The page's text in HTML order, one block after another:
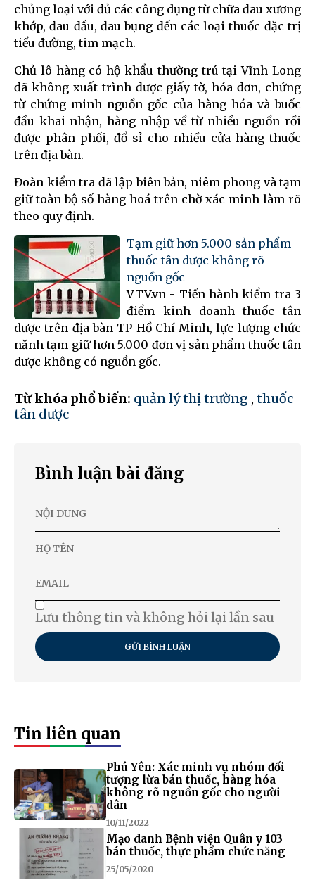
chủng loại với đủ các công dụng từ chữa đau xương
khớp, đau đầu, đau bụng đến các loại thuốc đặc trị
tiểu đường, tim mạch.
Chủ lô hàng có hộ khẩu thường trú tại Vĩnh Long
đã không xuất trình được giấy tờ, hóa đơn, chứng
từ chứng minh nguồn gốc của hàng hóa và buốc
đầu khai nhận, hàng nhập về từ nhiều nguồn rồi
được phân phối, đổ sỉ cho nhiều cửa hàng thuốc
trên địa bàn.
Đoàn kiểm tra đã lập biên bản, niêm phong và tạm
giữ toàn bộ số hàng hoá trên chờ xác minh làm rõ
theo quy định.
Tạm giữ hơn 5.000 sản phẩm
thuốc tân dược không rõ
nguồn gốc
VTV.vn - Tiến hành kiểm tra 3
điểm kinh doanh thuốc tân
dược trên địa bàn TP Hồ Chí Minh, lực lượng chức
nănh tạm giữ hơn 5.000 đơn vị sản phẩm thuốc tân
dược không có nguồn gốc.
Từ khóa phổ biến: quản lý thị trường , thuốc
tân dược
Bình luận bài đăng
Lưu thông tin và không hỏi lại lần sau
GỬI BÌNH LUẬN
Tin liên quan
Phú Yên: Xác minh vụ nhóm đối
tượng lừa bán thuốc, hàng hóa
không rõ nguồn gốc cho người
dân
10/11/2022
Mạo danh Bệnh viện Quân y 103
bán thuốc, thực phẩm chức năng
25/05/2020